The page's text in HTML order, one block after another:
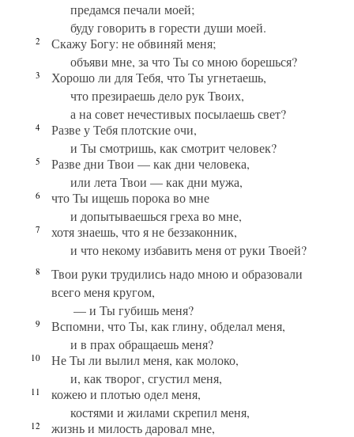
предамся печали моей;
буду говорить в горести души моей.
2
Скажу Богу: не обвиняй меня;
объяви мне, за что Ты со мною борешься?
3
Хорошо ли для Тебя, что Ты угнетаешь,
что презираешь дело рук Твоих,
а на совет нечестивых посылаешь свет?
4
Разве у Тебя плотские очи,
и Ты смотришь, как смотрит человек?
5
Разве дни Твои — как дни человека,
или лета Твои — как дни мужа,
6
что Ты ищешь порока во мне
и допытываешься греха во мне,
7
хотя знаешь, что я не беззаконник,
и что некому избавить меня от руки Твоей?
8
Твои руки трудились надо мною и образовали
всего меня кругом,
— и Ты губишь меня?
9
Вспомни, что Ты, как глину, обделал меня,
и в прах обращаешь меня?
10
Не Ты ли вылил меня, как молоко,
и, как творог, сгустил меня,
11
кожею и плотью одел меня,
костями и жилами скрепил меня,
12
жизнь и милость даровал мне,